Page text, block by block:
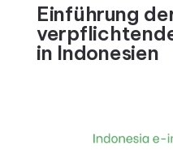
Einführung
in Indonesien